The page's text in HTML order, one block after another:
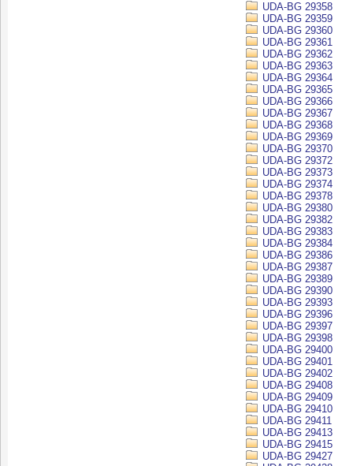
UDA-BG 29358
UDA-BG 29359
UDA-BG 29360
UDA-BG 29361
UDA-BG 29362
UDA-BG 29363
UDA-BG 29364
UDA-BG 29365
UDA-BG 29366
UDA-BG 29367
UDA-BG 29368
UDA-BG 29369
UDA-BG 29370
UDA-BG 29372
UDA-BG 29373
UDA-BG 29374
UDA-BG 29378
UDA-BG 29380
UDA-BG 29382
UDA-BG 29383
UDA-BG 29384
UDA-BG 29386
UDA-BG 29387
UDA-BG 29389
UDA-BG 29390
UDA-BG 29393
UDA-BG 29396
UDA-BG 29397
UDA-BG 29398
UDA-BG 29400
UDA-BG 29401
UDA-BG 29402
UDA-BG 29408
UDA-BG 29409
UDA-BG 29410
UDA-BG 29411
UDA-BG 29413
UDA-BG 29415
UDA-BG 29427